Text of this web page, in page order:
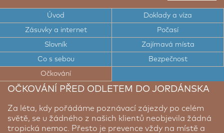
TOP ZAJÍMAVÁ MÍSTA JORDÁNSKA
CESTOVNÍ DOKLADY A VÍZA DO JORDÁNSKA
ELEKTRICKÉ ZÁSUVKY A INTERNET V
JORDÁNSKU
POČASÍ V JORDÁNSKU
STRUČNÝ SLOVNÍK ARABŠTINY
BEZPEČNOST V JORDÁNSKU
Úvod Doklady a víza
Zásuvky a internet Počasí
Slovník Zajímavá místa
Co s sebou Bezpečnost
Očkování
OČKOVÁNÍ PŘED ODLETEM DO JORDÁNSKA
Za léta, kdy pořádáme poznávací zájezdy po celém
světě, se u žádného z našich klientů neobjevila žádná
tropická nemoc. Přesto je prevence vždy na místě a